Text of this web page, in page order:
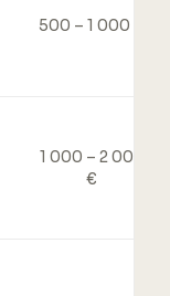
500 – 1 000 €
1 000 – 2 000
€